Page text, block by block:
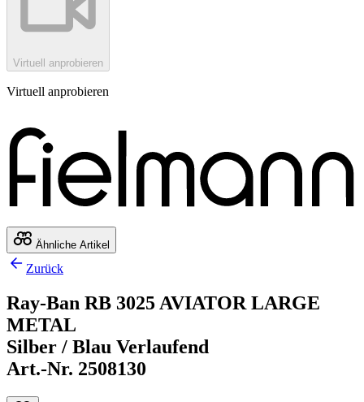
Virtuell anprobieren
Virtuell anprobieren
Ähnliche Artikel
Zurück
Ray-Ban RB 3025 AVIATOR LARGE
METAL
Silber / Blau Verlaufend
Art.-Nr. 2508130